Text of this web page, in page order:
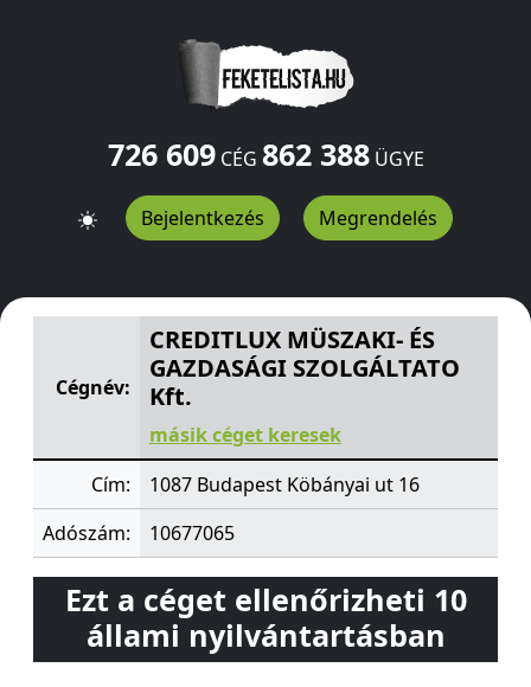
726 609CÉG 862 388ÜGYE
Bejelentkezés Megrendelés
CREDITLUX MÜSZAKI- ÉS GAZDASÁGI SZOLGÁLTATO Kft.
Cégnév:
CREDITLUX MÜSZAKI- ÉS
GAZDASÁGI SZOLGÁLTATO
Kft.
másik céget keresek
Cím:
1087 Budapest Köbányai ut 16
Adószám:
10677065
Ezt a céget ellenőrizheti 10
állami nyilvántartásban